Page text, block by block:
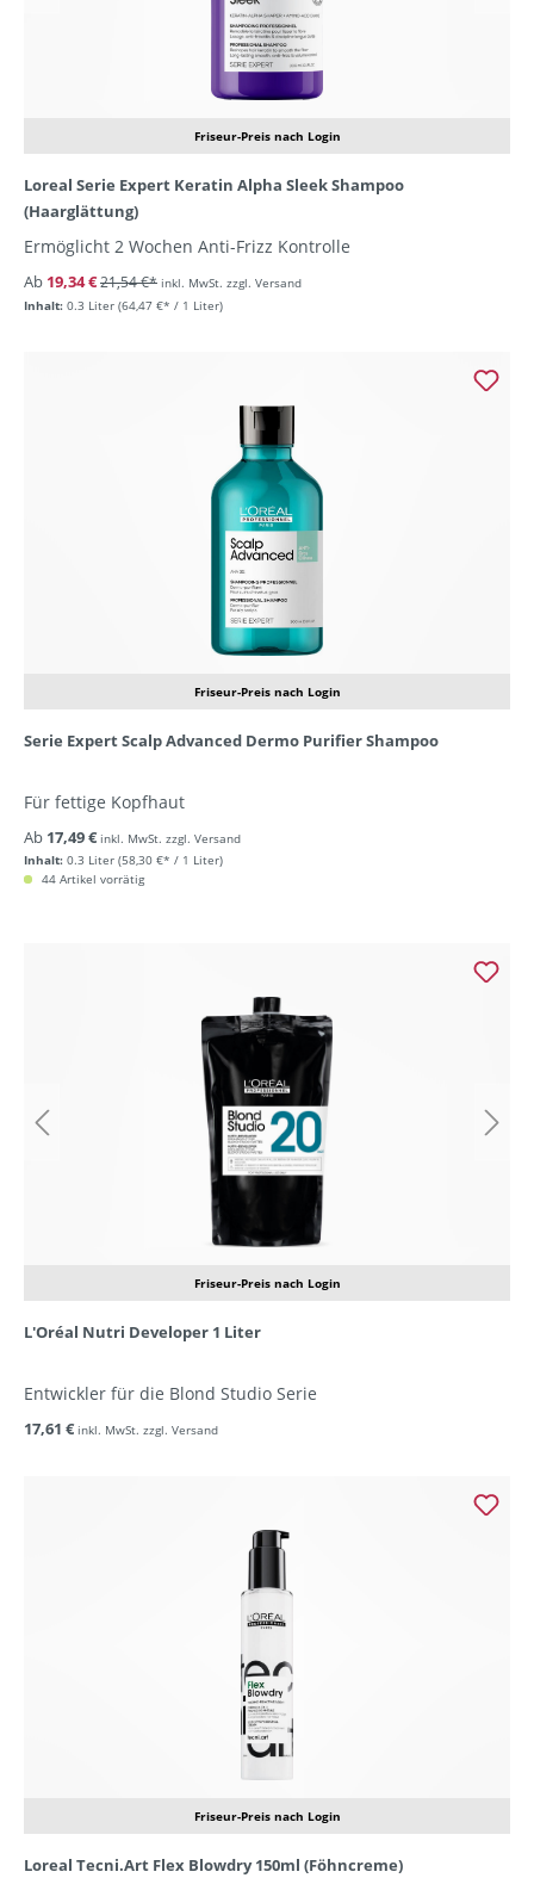
Friseur-Preis nach Login
Loreal Serie Expert Keratin Alpha Sleek Shampoo
(Haarglättung)
Ermöglicht 2 Wochen Anti-Frizz Kontrolle
Inhalt: 0.3 Liter (64,47 €* / 1 Liter)
Ab 19,34 €21,54 €* inkl. MwSt. zzgl. Versand
Friseur-Preis nach Login
Serie Expert Scalp Advanced Dermo Purifier Shampoo
Für fettige Kopfhaut
Inhalt: 0.3 Liter (58,30 €* / 1 Liter)
Ab 17,49 € inkl. MwSt. zzgl. Versand
44 Artikel vorrätig
Friseur-Preis nach Login
L'Oréal Nutri Developer 1 Liter
Entwickler für die Blond Studio Serie
17,61 € inkl. MwSt. zzgl. Versand
Friseur-Preis nach Login
Loreal Tecni.Art Flex Blowdry 150ml (Föhncreme)